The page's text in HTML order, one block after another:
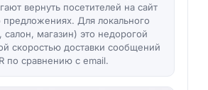
вернуть посетителей на сайт
предложениях. Для локального
салон, магазин) это недорогой
скоростью доставки сообщений
по сравнению с email.